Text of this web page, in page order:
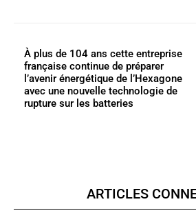
À plus de 104 ans cette entreprise
française continue de préparer
l’avenir énergétique de l’Hexagone
avec une nouvelle technologie de
rupture sur les batteries
ARTICLES